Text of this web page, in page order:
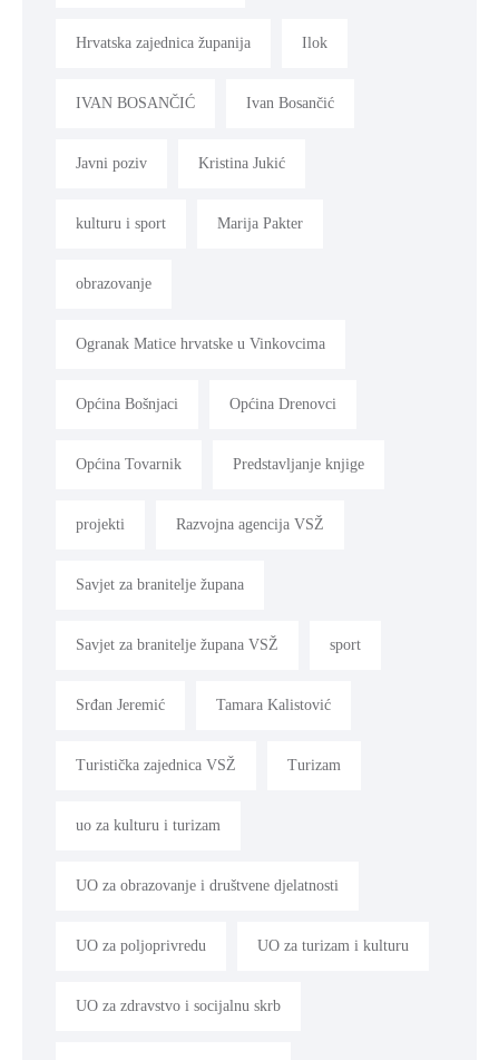
Hrvatska zajednica županija Ilok
IVAN BOSANČIĆ Ivan Bosančić
Javni poziv Kristina Jukić
kulturu i sport Marija Pakter
obrazovanje
Ogranak Matice hrvatske u Vinkovcima
Općina Bošnjaci Općina Drenovci
Općina Tovarnik Predstavljanje knjige
projekti Razvojna agencija VSŽ
Savjet za branitelje župana
Savjet za branitelje župana VSŽ sport
Srđan Jeremić Tamara Kalistović
Turistička zajednica VSŽ Turizam
uo za kulturu i turizam
UO za obrazovanje i društvene djelatnosti
UO za poljoprivredu UO za turizam i kulturu
UO za zdravstvo i socijalnu skrb